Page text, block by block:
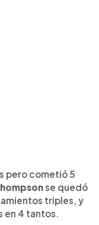
pero cometió 5
se quedó
triples, y
en 4 tantos.